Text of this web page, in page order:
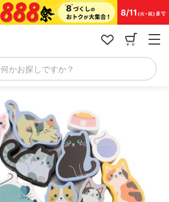
何かお探しですか？